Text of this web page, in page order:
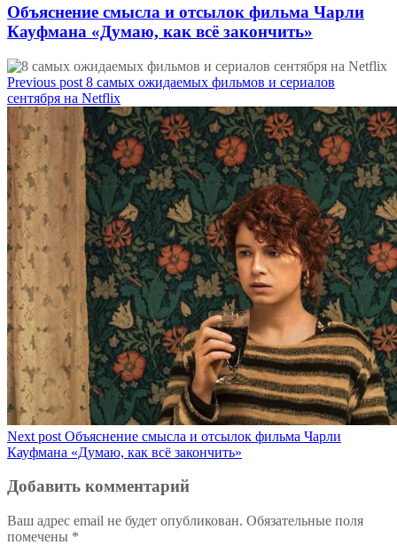
Объяснение смысла и отсылок фильма Чарли
Кауфмана «Думаю, как всё закончить»
Previous post 8 самых ожидаемых фильмов и сериалов
сентября на Netflix
Next post Объяснение смысла и отсылок фильма Чарли
Кауфмана «Думаю, как всё закончить»
Добавить комментарий
Ваш адрес email не будет опубликован. Обязательные поля
помечены *